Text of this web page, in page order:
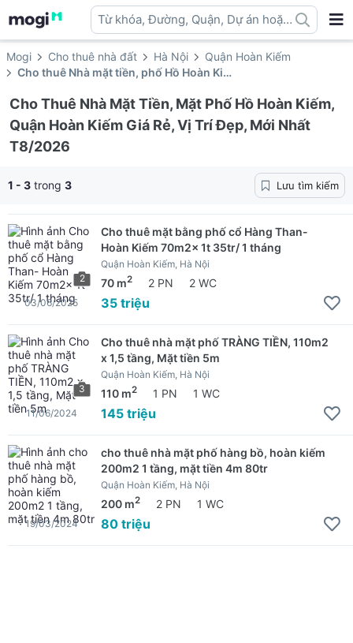
Từ khóa, Đường, Quận, Dự án hoặc
địa danh ...
Mogi Cho thuê nhà đất Hà Nội
Quận Hoàn Kiếm
Cho thuê Nhà mặt tiền, phố Hồ Hoàn Kiếm
Cho Thuê Nhà Mặt Tiền, Mặt Phố Hồ Hoàn Kiếm,
Quận Hoàn Kiếm Giá Rẻ, Vị Trí Đẹp, Mới Nhất
T8/2026
1 - 3 trong 3 Lưu tìm kiếm
2
Cho thuê mặt bằng phố cổ Hàng Than-
Hoàn Kiếm 70m2x 1t 35tr/ 1 tháng
Quận Hoàn Kiếm, Hà Nội
70 m2 2 PN 2 WC
35 triệu
03/06/2025
3
Cho thuê nhà mặt phố TRÀNG TIỀN, 110m2
x 1,5 tầng, Mặt tiền 5m
Quận Hoàn Kiếm, Hà Nội
110 m2 1 PN 1 WC
145 triệu
11/06/2024
cho thuê nhà mặt phố hàng bồ, hoàn kiếm
200m2 1 tầng, mặt tiền 4m 80tr
Quận Hoàn Kiếm, Hà Nội
200 m2 2 PN 1 WC
80 triệu
19/03/2024